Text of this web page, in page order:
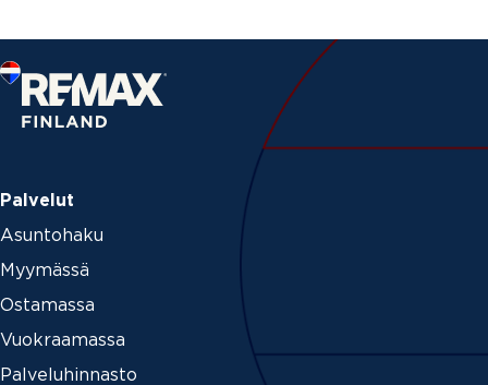
Palvelut
Asuntohaku
Myymässä
Ostamassa
Vuokraamassa
Palveluhinnasto